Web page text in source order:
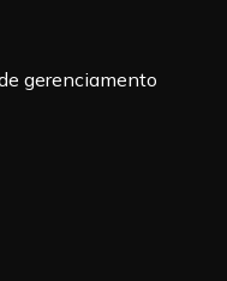
gerenciamento